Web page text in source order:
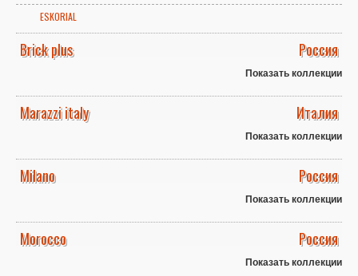
ESKORIAL
Brick plus Россия
Показать коллекции
Marazzi italy Италия
Показать коллекции
Milano Россия
Показать коллекции
Morocco Россия
Показать коллекции